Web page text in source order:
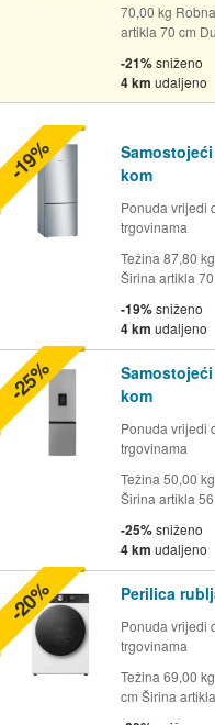
70,00 kg
artikla 70 cm
-21%sniženo
4 km udaljeno
kom
Ponuda vrijedi
trgovinama
Težina 87,80
Širina artikla
-19%sniženo
4 km udaljeno
-19%
Samostojeći
kom
Ponuda vrijedi
trgovinama
Težina 50,00
Širina artikla
-25%sniženo
4 km udaljeno
-25%
Perilica
Ponuda vrijedi
trgovinama
Težina 69,00
cm Širina
-20%